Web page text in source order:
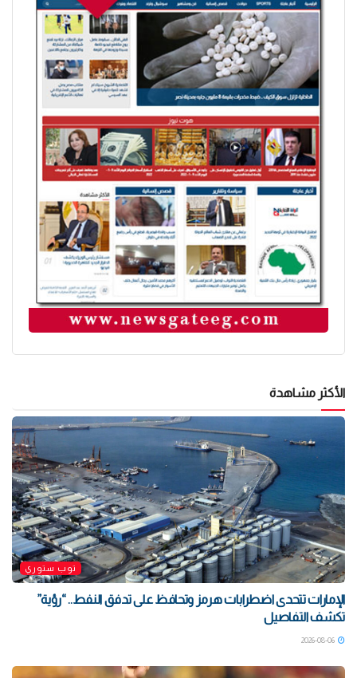
الأكثر مشاهدة
توب ستوري
الإمارات تتحدى اضطرابات هرمز وتحافظ على تدفق النفط.. “رؤية”
تكشف التفاصيل